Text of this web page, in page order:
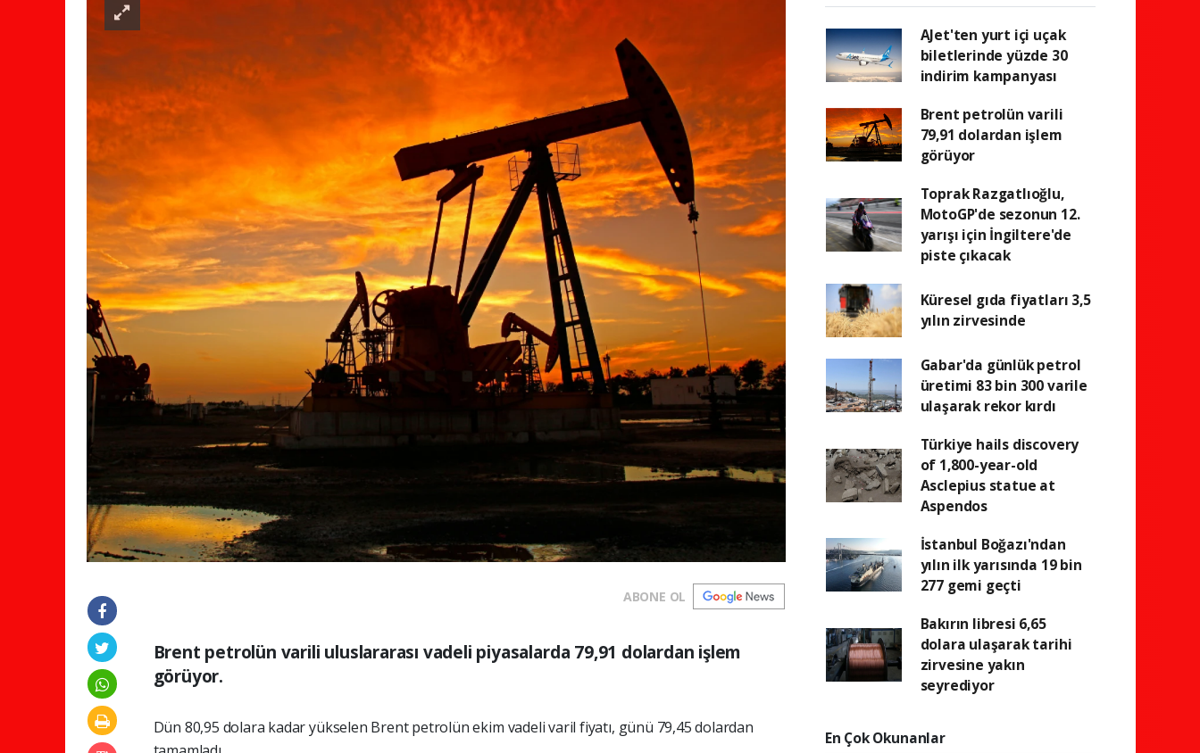
ABONE OL
Brent petrolün varili uluslararası vadeli piyasalarda 79,91 dolardan işlem
görüyor.
Dün 80,95 dolara kadar yükselen Brent petrolün ekim vadeli varil fiyatı, günü 79,45 dolardan
AJet'ten yurt içi uçak
biletlerinde yüzde 30
indirim kampanyası
Brent petrolün varili
79,91 dolardan işlem
görüyor
Toprak Razgatlıoğlu,
MotoGP'de sezonun 12.
yarışı için İngiltere'de
piste çıkacak
Küresel gıda fiyatları 3,5
yılın zirvesinde
Gabar'da günlük petrol
üretimi 83 bin 300 varile
ulaşarak rekor kırdı
Türkiye hails discovery
of 1,800-year-old
Asclepius statue at
Aspendos
İstanbul Boğazı'ndan
yılın ilk yarısında 19 bin
277 gemi geçti
Bakırın libresi 6,65
dolara ulaşarak tarihi
zirvesine yakın
seyrediyor
En Çok Okunanlar